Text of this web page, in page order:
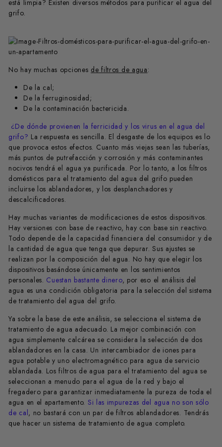
está limpia? Existen diversos métodos para purificar el agua del
grifo.
No hay muchas opciones de filtros de agua:
De la cal;
De la ferruginosidad;
De la contaminación bactericida.
¿De dónde provienen la ferricidad y los virus en el agua del
grifo? La respuesta es sencilla. El desgaste de los equipos es lo
que provoca estos efectos. Cuanto más viejas sean las tuberías,
más puntos de putrefacción y corrosión y más contaminantes
nocivos tendrá el agua ya purificada. Por lo tanto, a los filtros
domésticos para el tratamiento del agua del grifo pueden
incluirse los ablandadores, y los desplanchadores y
descalcificadores.
Hay muchas variantes de modificaciones de estos dispositivos.
Hay versiones con base de reactivo, hay con base sin reactivo.
Todo depende de la capacidad financiera del consumidor y de
la cantidad de agua que tenga que depurar. Sus ajustes se
realizan por la composición del agua. No hay que elegir los
dispositivos basándose únicamente en los sentimientos
personales. Cuestan bastante dinero, por eso el análisis del
agua es una condición obligatoria para la selección del sistema
de tratamiento del agua del grifo.
Ya sobre la base de este análisis, se selecciona el sistema de
tratamiento de agua adecuado. La mejor combinación con
agua simplemente calcárea se considera la selección de dos
ablandadores en la casa. Un intercambiador de iones para
agua potable y uno electromagnético para agua de servicio
ablandada. Los filtros de agua para el tratamiento del agua se
seleccionan a menudo para el agua de la red y bajo el
fregadero para garantizar inmediatamente la pureza de toda el
agua en el apartamento. Si las impurezas del agua no son sólo
de cal, no bastará con un par de filtros ablandadores. Tendrás
que hacer un sistema de tratamiento de agua completo.